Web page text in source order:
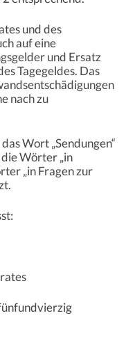
und des
auf eine
und Ersatz
Tagegeldes. Das
nach zu
Wort „Sendungen“
Wörter „in
„in Fragen zur